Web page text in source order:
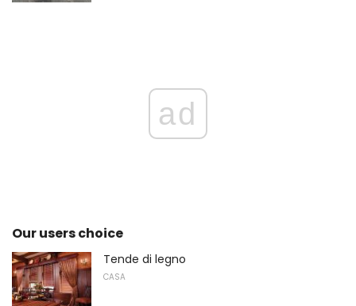
ad
Our users choice
Tende di legno
CASA